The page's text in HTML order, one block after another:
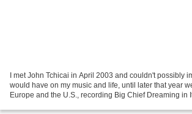
I met John Tchicai in April 2003 and couldn't possibly
would have on my music and life, until later that year
Europe and the U.S., recording Big Chief Dreaming in